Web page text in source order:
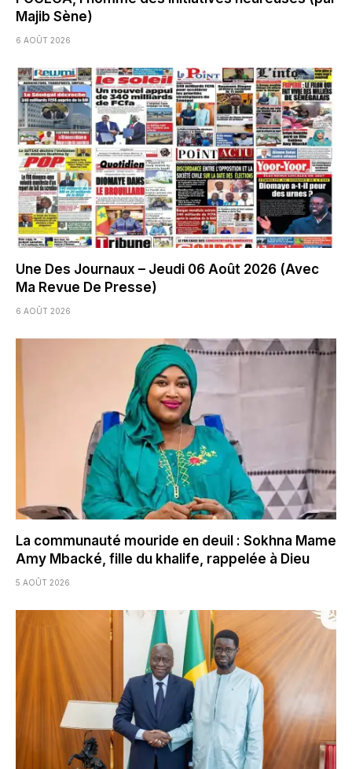
Majib Sène)
6 AOÛT 2026
Une Des Journaux – Jeudi 06 Août 2026 (Avec
Ma Revue De Presse)
6 AOÛT 2026
La communauté mouride en deuil : Sokhna Mame
Amy Mbacké, fille du khalife, rappelée à Dieu
5 AOÛT 2026